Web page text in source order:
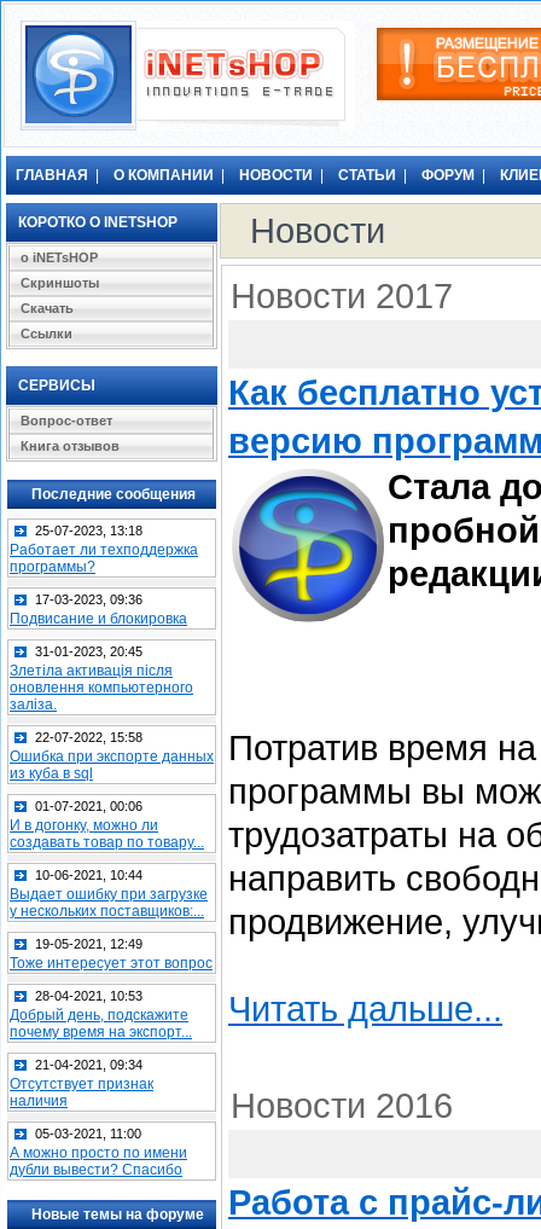
ГЛАВНАЯ О КОМПАНИИ НОВОСТИ СТАТЬИ ФОРУМ
КОРОТКО О INETSHOP
о iNETsHOP
Скриншоты
Скачать
Ссылки
СЕРВИСЫ
Вопрос-ответ
Книга отзывов
Последние сообщения
25-07-2023, 13:18
Работает ли техподдержка
программы?
17-03-2023, 09:36
Подвисание и блокировка
31-01-2023, 20:45
Злетіла активація після
оновлення компьютерного
заліза.
22-07-2022, 15:58
Ошибка при экспорте данных
из куба в sql
01-07-2021, 00:06
И в догонку, можно ли
создавать товар по товару...
10-06-2021, 10:44
Выдает ошибку при загрузке
у нескольких поставщиков:...
19-05-2021, 12:49
Тоже интересует этот вопрос
28-04-2021, 10:53
Добрый день, подскажите
почему время на экспорт...
21-04-2021, 09:34
Отсутствует признак
наличия
05-03-2021, 11:00
А можно просто по имени
дубли вывести? Спасибо
Новые темы на форуме
Новости
Новости 2017
Как бесплатно
версию
Стала
Потратив время
программы вы
трудозатраты на
направить
продвижение,
Читать дальше...
Новости 2016
Работа с прайс-